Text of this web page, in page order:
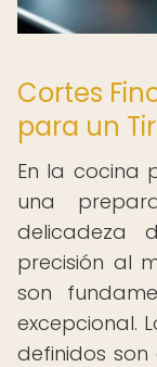
Cortes
para un
En la cocina
una
delicadeza
precisión al
son
excepcional.
definidos